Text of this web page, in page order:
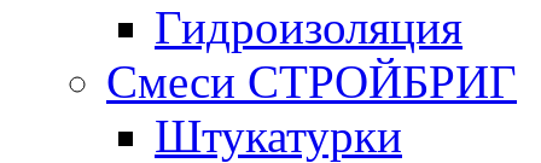
Гидроизоляция
Смеси СТРОЙБРИГ
Штукатурки